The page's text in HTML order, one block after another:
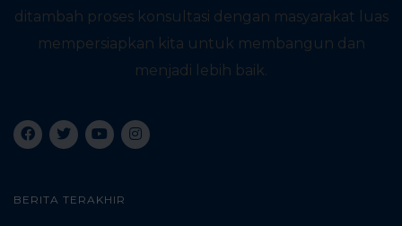
ditambah proses konsultasi dengan masyarakat luas
mempersiapkan kita untuk membangun dan
menjadi lebih baik.
BERITA TERAKHIR